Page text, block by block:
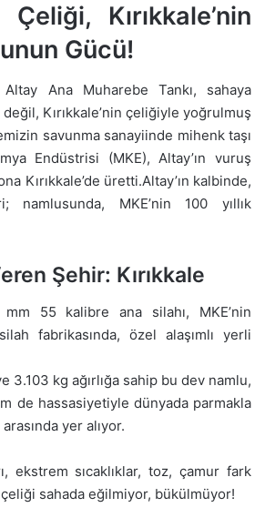
Çeliği, Kırıkkale’nin
Gücü!
Ana Muharebe Tankı, sahaya
Kırıkkale’nin çeliğiyle yoğrulmuş
savunma sanayiinde mihenk taşı
Endüstrisi (MKE), Altay’ın vuruş
Kırıkkale’de üretti.Altay’ın kalbinde,
namlusunda, MKE’nin 100 yıllık
Şehir: Kırıkkale
mm 55 kalibre ana silahı, MKE’nin
silah fabrikasında, özel alaşımlı yerli
3.103 kg ağırlığa sahip bu dev namlu,
de hassasiyetiyle dünyada parmakla
yer alıyor.
ekstrem sıcaklıklar, toz, çamur fark
sahada eğilmiyor, bükülmüyor!